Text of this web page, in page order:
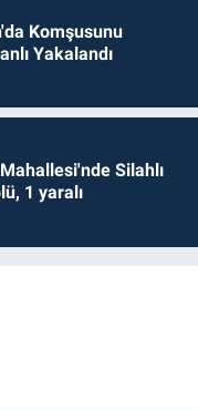
Komşusunu
Yakalandı
Silahlı
1 yaralı